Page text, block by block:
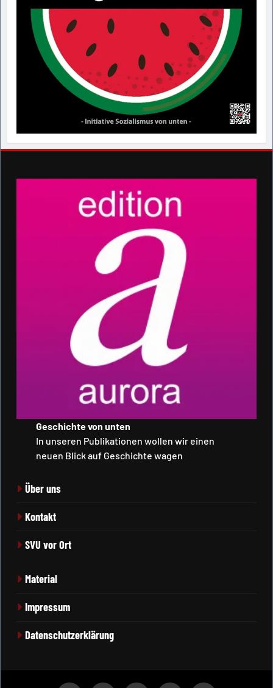
Geschichte von unten
In unseren Publikationen wollen wir einen
neuen Blick auf Geschichte wagen
Über uns
Kontakt
SVU vor Ort
Material
Impressum
Datenschutzerklärung